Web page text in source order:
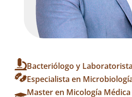
Bacteriólogo y
Especialista en
Master en Micología Médica